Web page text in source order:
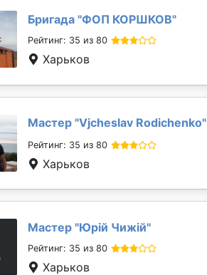
Бригада "ФОП КОРШКОВ"
Рейтинг: 35 из 80
Харьков
Мастер "Vjcheslav Rodichenko"
Рейтинг: 35 из 80
Харьков
Мастер "Юрій Чижій"
Рейтинг: 35 из 80
Харьков